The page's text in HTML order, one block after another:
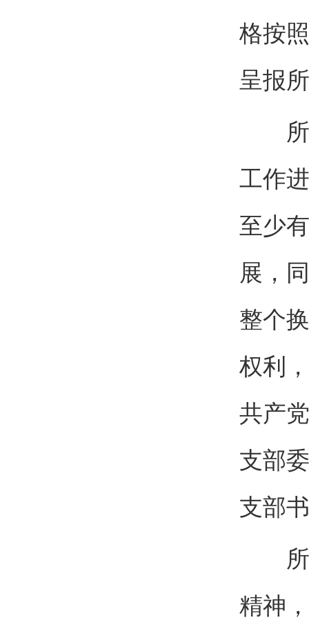
格按
呈报
所党
工作
至少
展，
整个
权利
共产
支部
支部
所党
精神